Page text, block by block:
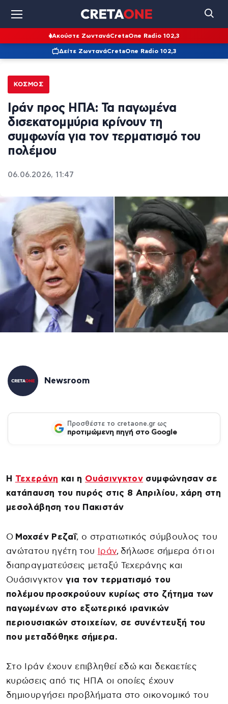
Ακούστε ΖωντανάCretaOne Radio 102,3
Δείτε ΖωντανάCretaOne Radio 102,3
ΚΌΣΜΟΣ
Ιράν προς ΗΠΑ: Τα παγωμένα
δισεκατομμύρια κρίνουν τη
συμφωνία για τον τερματισμό του
πολέμου
06.06.2026, 11:47
Newsroom
Προσθέστε το cretaone.gr ως
προτιμώμενη πηγή στο Google
Η Τεχεράνη και η Ουάσινγκτον συμφώνησαν σε
κατάπαυση του πυρός στις 8 Απριλίου, χάρη στη
μεσολάβηση του Πακιστάν
Ο Μοχσέν Ρεζαΐ, ο στρατιωτικός σύμβουλος του
ανώτατου ηγέτη του
Ιράν, δήλωσε σήμερα ότι οι
διαπραγματεύσεις μεταξύ Τεχεράνης και
Ουάσινγκτονγια τον τερματισμό του
πολέμου προσκρούουν κυρίως στο ζήτημα των
παγωμένων στο εξωτερικό ιρανικών
περιουσιακών στοιχείων, σε συνέντευξή του
που μεταδόθηκε σήμερα.
Στο Ιράν έχουν επιβληθεί εδώ και δεκαετίες
κυρώσεις από τις ΗΠΑ οι οποίες έχουν
δημιουργήσει προβλήματα στο οικονομικό του